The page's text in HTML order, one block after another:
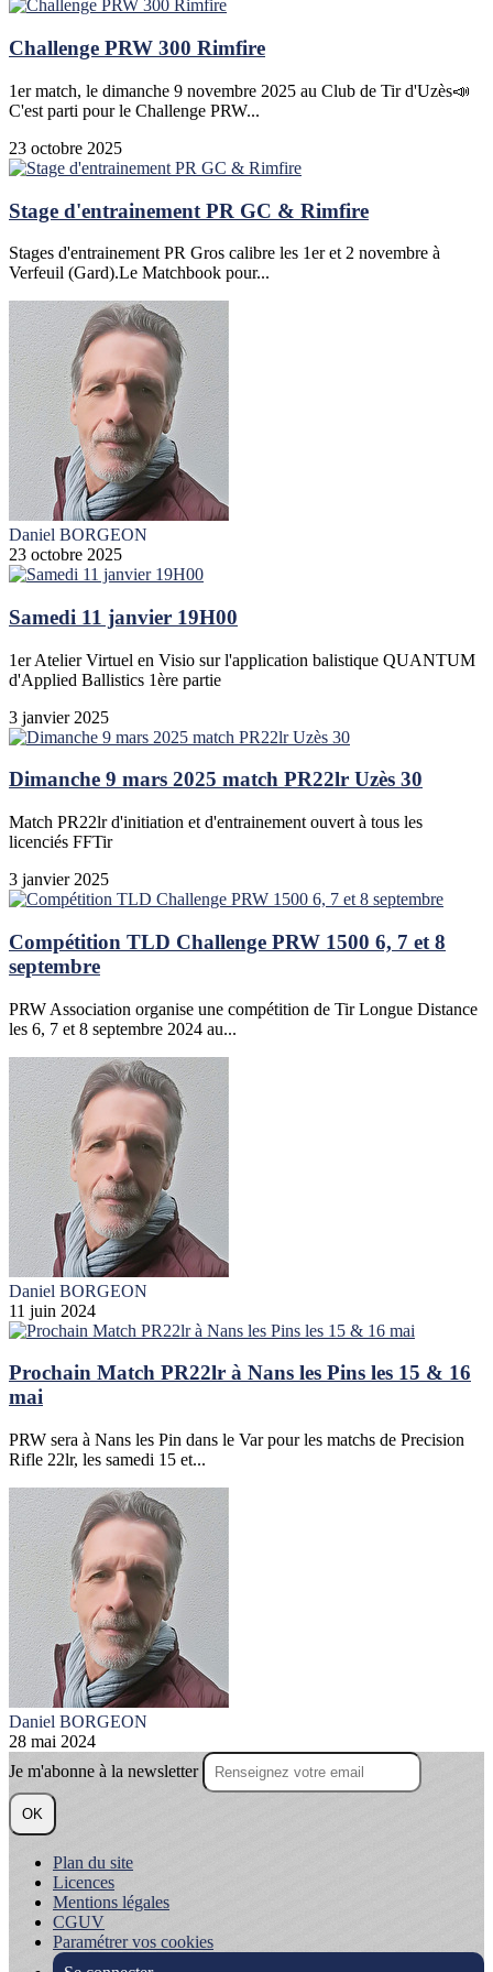
Challenge PRW 300 Rimfire
1er match, le dimanche 9 novembre 2025 au Club de Tir d'Uzès📣
C'est parti pour le Challenge PRW...
23 octobre 2025
Stage d'entrainement PR GC & Rimfire
Stages d'entrainement PR Gros calibre les 1er et 2 novembre à
Verfeuil (Gard).Le Matchbook pour...
Daniel BORGEON
23 octobre 2025
Samedi 11 janvier 19H00
1er Atelier Virtuel en Visio sur l'application balistique QUANTUM
d'Applied Ballistics 1ère partie
3 janvier 2025
Dimanche 9 mars 2025 match PR22lr Uzès 30
Match PR22lr d'initiation et d'entrainement ouvert à tous les
licenciés FFTir
3 janvier 2025
Compétition TLD Challenge PRW 1500 6, 7 et 8
septembre
PRW Association organise une compétition de Tir Longue Distance
les 6, 7 et 8 septembre 2024 au...
Daniel BORGEON
11 juin 2024
Prochain Match PR22lr à Nans les Pins les 15 & 16
mai
PRW sera à Nans les Pin dans le Var pour les matchs de Precision
Rifle 22lr, les samedi 15 et...
Daniel BORGEON
28 mai 2024
Je m'abonne à la newsletter
OK
Plan du site
Licences
Mentions légales
CGUV
Paramétrer vos cookies